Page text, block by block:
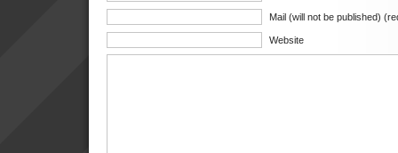
Mail (will not be published)
Website